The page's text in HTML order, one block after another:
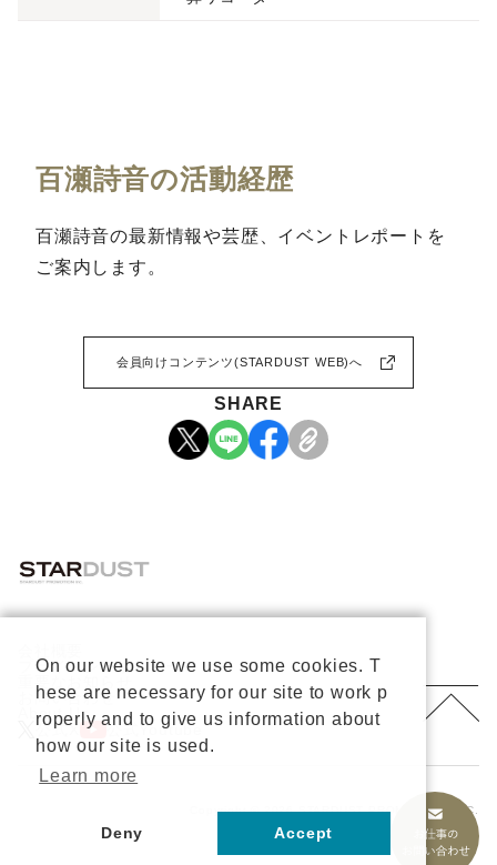
百瀬詩音の活動経歴
百瀬詩音の最新情報や芸歴、イベントレポートを
ご案内します。
会員向けコンテンツ(STARDUST WEB)へ
SHARE
プライバシーポリシー
重要なお知らせ
お問い合わせ
About Us
公式X
公式Youtube
Copyright © 2026 STARDUST PROMOTION, INC.
All rights reserved.
On our website we use some cookies. T
hese are necessary for our site to work p
roperly and to give us information about
how our site is used.
Learn more
Deny Accept